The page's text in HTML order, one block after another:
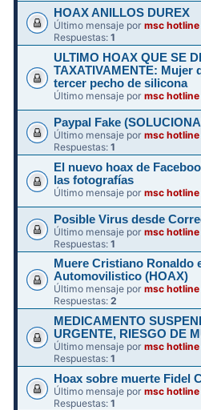
HOAX ANILLOS DUREX
Último mensaje pormsc
Respuestas:1
ULTIMO HOAX QUE SE
TAXATIVAMENTE: Mujer
tercer pecho de silicona
Último mensaje pormsc
Paypal Fake
Último mensaje pormsc
Respuestas:1
El nuevo hoax de
las fotografías
Último mensaje pormsc
Posible Virus desde
Último mensaje pormsc
Respuestas:1
Muere Cristiano Ronaldo
Automovilistico (HOAX)
Último mensaje pormsc
Respuestas:2
MEDICAMENTO
Último mensaje pormsc
Respuestas:1
Hoax sobre muerte Fidel
Último mensaje pormsc
Respuestas:1